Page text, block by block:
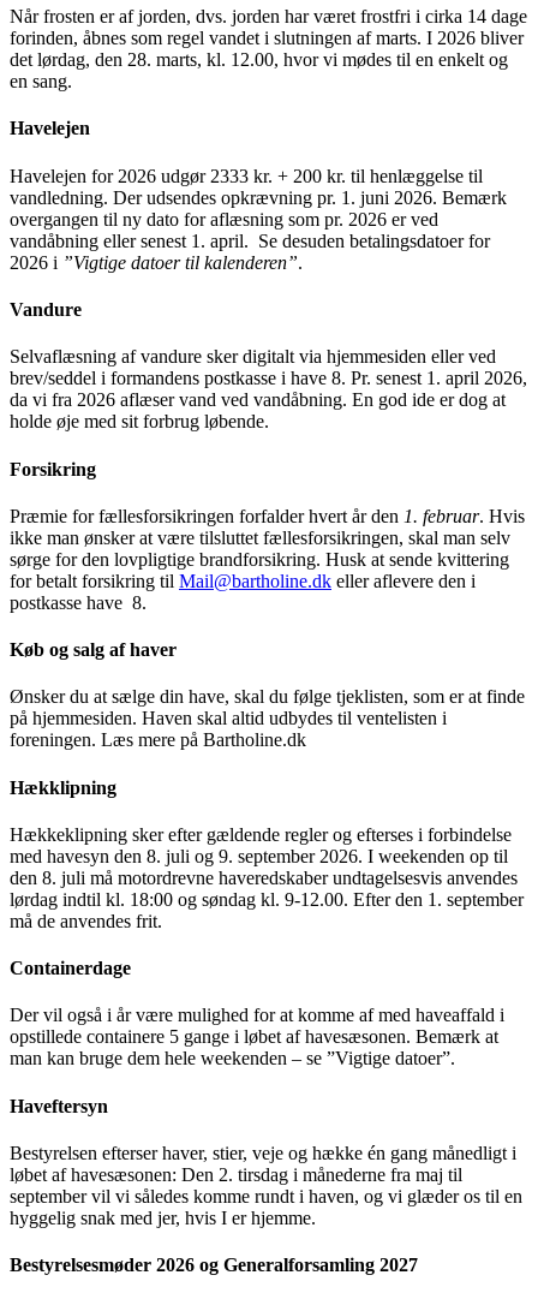
Når frosten er af jorden, dvs. jorden har været frostfri i cirka 14 dage
forinden, åbnes som regel vandet i slutningen af marts. I 2026 bliver
det lørdag, den 28. marts, kl. 12.00, hvor vi mødes til en enkelt og
en sang.
Havelejen
Havelejen for 2026 udgør 2333 kr. + 200 kr. til henlæggelse til
vandledning. Der udsendes opkrævning pr. 1. juni 2026. Bemærk
overgangen til ny dato for aflæsning som pr. 2026 er ved
vandåbning eller senest 1. april. Se desuden betalingsdatoer for
2026 i ”Vigtige datoer til kalenderen”.
Vandure
Selvaflæsning af vandure sker digitalt via hjemmesiden eller ved
brev/seddel i formandens postkasse i have 8. Pr. senest 1. april 2026,
da vi fra 2026 aflæser vand ved vandåbning. En god ide er dog at
holde øje med sit forbrug løbende.
Forsikring
Præmie for fællesforsikringen forfalder hvert år den 1. februar. Hvis
ikke man ønsker at være tilsluttet fællesforsikringen, skal man selv
sørge for den lovpligtige brandforsikring. Husk at sende kvittering
for betalt forsikring til Mail@bartholine.dk eller aflevere den i
postkasse have 8.
Køb og salg af haver
Ønsker du at sælge din have, skal du følge tjeklisten, som er at finde
på hjemmesiden. Haven skal altid udbydes til ventelisten i
foreningen. Læs mere på Bartholine.dk
Hækklipning
Hækkeklipning sker efter gældende regler og efterses i forbindelse
med havesyn den 8. juli og 9. september 2026. I weekenden op til
den 8. juli må motordrevne haveredskaber undtagelsesvis anvendes
lørdag indtil kl. 18:00 og søndag kl. 9-12.00. Efter den 1. september
må de anvendes frit.
Containerdage
Der vil også i år være mulighed for at komme af med haveaffald i
opstillede containere 5 gange i løbet af havesæsonen. Bemærk at
man kan bruge dem hele weekenden – se ”Vigtige datoer”.
Haveftersyn
Bestyrelsen efterser haver, stier, veje og hække én gang månedligt i
løbet af havesæsonen: Den 2. tirsdag i månederne fra maj til
september vil vi således komme rundt i haven, og vi glæder os til en
hyggelig snak med jer, hvis I er hjemme.
Bestyrelsesmøder 2026 og Generalforsamling 2027